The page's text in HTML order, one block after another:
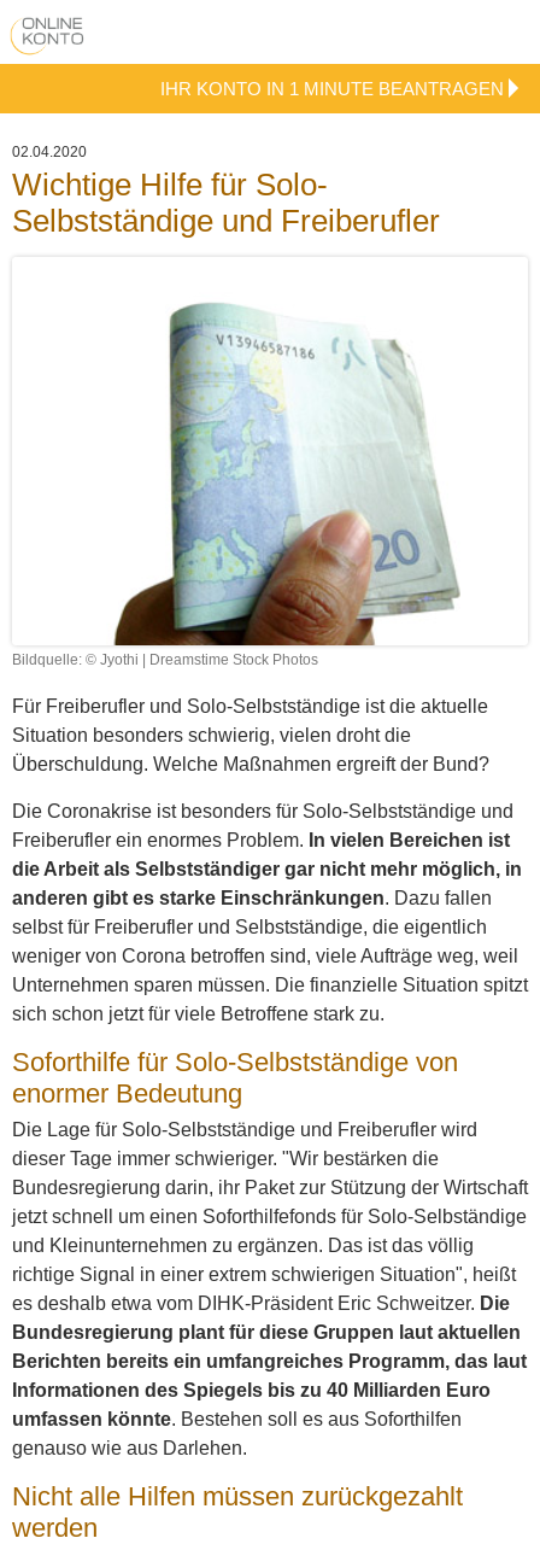
IHR KONTO IN 1 MINUTE BEANTRAGEN
02.04.2020
Wichtige Hilfe für Solo-
Selbstständige und Freiberufler
Bildquelle: © Jyothi | Dreamstime Stock Photos
Für Freiberufler und Solo-Selbstständige ist die aktuelle
Situation besonders schwierig, vielen droht die
Überschuldung. Welche Maßnahmen ergreift der Bund?
Die Coronakrise ist besonders für Solo-Selbstständige und
Freiberufler ein enormes Problem. In vielen Bereichen ist
die Arbeit als Selbstständiger gar nicht mehr möglich, in
anderen gibt es starke Einschränkungen. Dazu fallen
selbst für Freiberufler und Selbstständige, die eigentlich
weniger von Corona betroffen sind, viele Aufträge weg, weil
Unternehmen sparen müssen. Die finanzielle Situation spitzt
sich schon jetzt für viele Betroffene stark zu.
Soforthilfe für Solo-Selbstständige von
enormer Bedeutung
Die Lage für Solo-Selbstständige und Freiberufler wird
dieser Tage immer schwieriger. "Wir bestärken die
Bundesregierung darin, ihr Paket zur Stützung der Wirtschaft
jetzt schnell um einen Soforthilfefonds für Solo-Selbständige
und Kleinunternehmen zu ergänzen. Das ist das völlig
richtige Signal in einer extrem schwierigen Situation", heißt
es deshalb etwa vom DIHK-Präsident Eric Schweitzer. Die
Bundesregierung plant für diese Gruppen laut aktuellen
Berichten bereits ein umfangreiches Programm, das laut
Informationen des Spiegels bis zu 40 Milliarden Euro
umfassen könnte. Bestehen soll es aus Soforthilfen
genauso wie aus Darlehen.
Nicht alle Hilfen müssen zurückgezahlt
werden